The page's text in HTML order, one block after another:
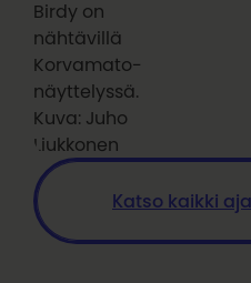
Birdy on
nähtävillä
Korvamato-
näyttelyssä.
Kuva: Juho
Liukkonen
Katso kaikki